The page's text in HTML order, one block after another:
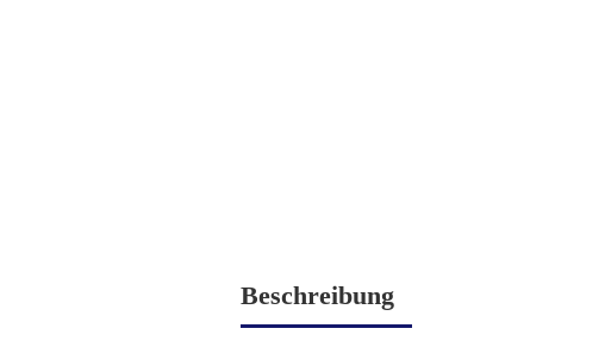
Beschreibung